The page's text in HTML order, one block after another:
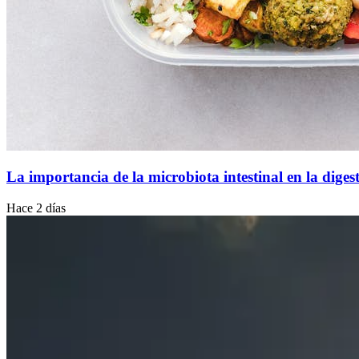
La importancia de la microbiota intestinal en la
Hace 2 días